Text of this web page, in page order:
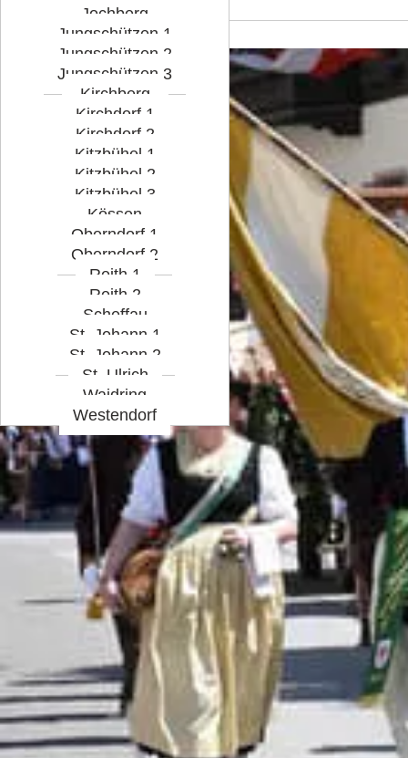
Jochberg
Jungschützen 1
Jungschützen 2
Jungschützen 3
Kirchberg
Kirchdorf 1
Kirchdorf 2
Kitzbühel 1
Kitzbühel 2
Kitzbühel 3
Kössen
Oberndorf 1
Oberndorf 2
Reith 1
Reith 2
Scheffau
St. Johann 1
St. Johann 2
St. Ulrich
Waidring
Westendorf